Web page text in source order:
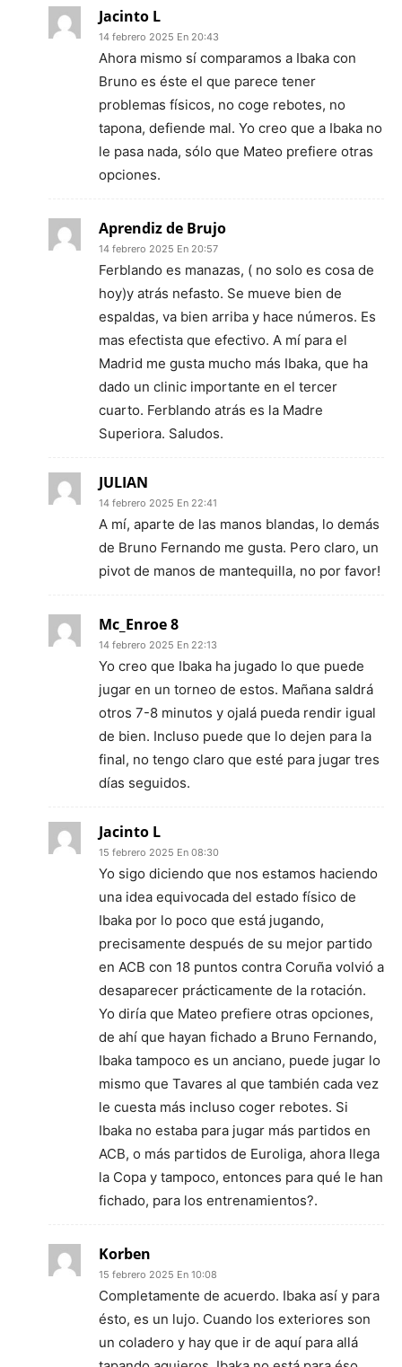
Jacinto L
14 febrero 2025 En 20:43
Ahora mismo sí comparamos a Ibaka con
Bruno es éste el que parece tener
problemas físicos, no coge rebotes, no
tapona, defiende mal. Yo creo que a Ibaka no
le pasa nada, sólo que Mateo prefiere otras
opciones.
Aprendiz de Brujo
14 febrero 2025 En 20:57
Ferblando es manazas, ( no solo es cosa de
hoy)y atrás nefasto. Se mueve bien de
espaldas, va bien arriba y hace números. Es
mas efectista que efectivo. A mí para el
Madrid me gusta mucho más Ibaka, que ha
dado un clinic importante en el tercer
cuarto. Ferblando atrás es la Madre
Superiora. Saludos.
JULIAN
14 febrero 2025 En 22:41
A mí, aparte de las manos blandas, lo demás
de Bruno Fernando me gusta. Pero claro, un
pivot de manos de mantequilla, no por favor!
Mc_Enroe 8
14 febrero 2025 En 22:13
Yo creo que Ibaka ha jugado lo que puede
jugar en un torneo de estos. Mañana saldrá
otros 7-8 minutos y ojalá pueda rendir igual
de bien. Incluso puede que lo dejen para la
final, no tengo claro que esté para jugar tres
días seguidos.
Jacinto L
15 febrero 2025 En 08:30
Yo sigo diciendo que nos estamos haciendo
una idea equivocada del estado físico de
Ibaka por lo poco que está jugando,
precisamente después de su mejor partido
en ACB con 18 puntos contra Coruña volvió a
desaparecer prácticamente de la rotación.
Yo diría que Mateo prefiere otras opciones,
de ahí que hayan fichado a Bruno Fernando,
Ibaka tampoco es un anciano, puede jugar lo
mismo que Tavares al que también cada vez
le cuesta más incluso coger rebotes. Si
Ibaka no estaba para jugar más partidos en
ACB, o más partidos de Euroliga, ahora llega
la Copa y tampoco, entonces para qué le han
fichado, para los entrenamientos?.
Korben
15 febrero 2025 En 10:08
Completamente de acuerdo. Ibaka así y para
ésto, es un lujo. Cuando los exteriores son
un coladero y hay que ir de aquí para allá